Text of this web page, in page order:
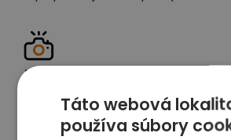
Detailné foto aj video
Celé auto z exteriéru aj interiéru
vrátane závad a poškodení
Táto webová
používa súbory